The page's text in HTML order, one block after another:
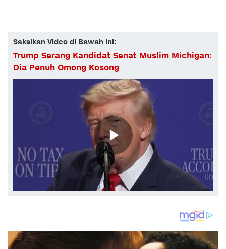
Saksikan Video di Bawah Ini:
Trump Serang Kandidat Senat Muslim Michigan:
Dia Penuh Omong Kosong